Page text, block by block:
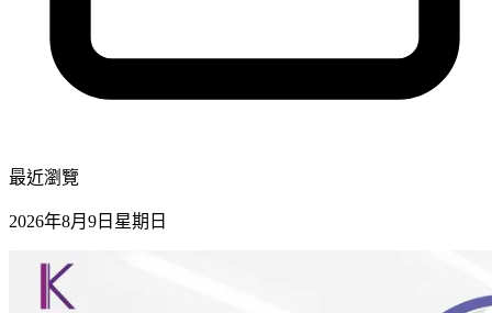
最近瀏覽
2026年8月9日星期日